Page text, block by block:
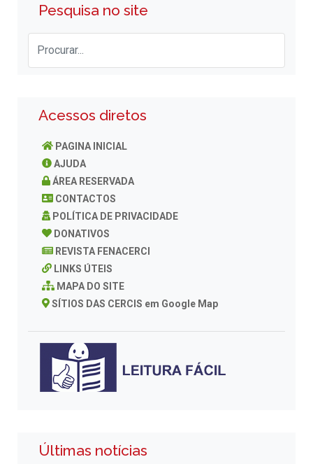
Pesquisa no site
Acessos diretos
PAGINA INICIAL
AJUDA
ÁREA RESERVADA
CONTACTOS
POLÍTICA DE PRIVACIDADE
DONATIVOS
REVISTA FENACERCI
LINKS ÚTEIS
MAPA DO SITE
SÍTIOS DAS CERCIS em Google Map
Últimas notícias